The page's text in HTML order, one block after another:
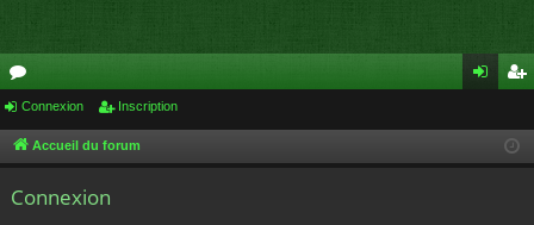
or
u cri
Connexion Inscription
Accueil du forum
Connexion